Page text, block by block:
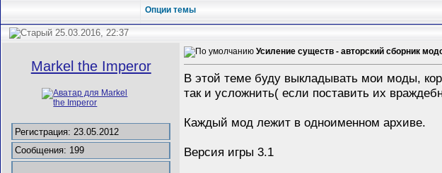
Опции темы
25.03.2016, 22:37
Markel the Imperor
Регистрация: 23.05.2012
Сообщения: 199
Усиление существ - авторский сборник
В этой теме буду выкладывать мои моды,
так и усложнить( если поставить их
Каждый мод лежит в одноименном архиве.
Версия игры 3.1